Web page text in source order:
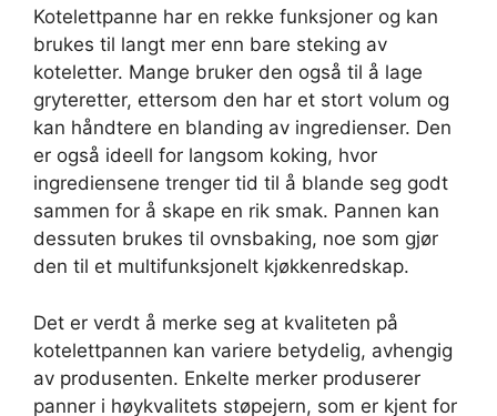
Kotelettpanne har en rekke funksjoner og kan
brukes til langt mer enn bare steking av
koteletter. Mange bruker den også til å lage
gryteretter, ettersom den har et stort volum og
kan håndtere en blanding av ingredienser. Den
er også ideell for langsom koking, hvor
ingrediensene trenger tid til å blande seg godt
sammen for å skape en rik smak. Pannen kan
dessuten brukes til ovnsbaking, noe som gjør
den til et multifunksjonelt kjøkkenredskap.
Det er verdt å merke seg at kvaliteten på
kotelettpannen kan variere betydelig, avhengig
av produsenten. Enkelte merker produserer
panner i høykvalitets støpejern, som er kjent for